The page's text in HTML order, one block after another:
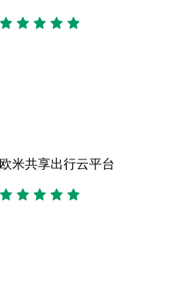
欧米共享出行云平台